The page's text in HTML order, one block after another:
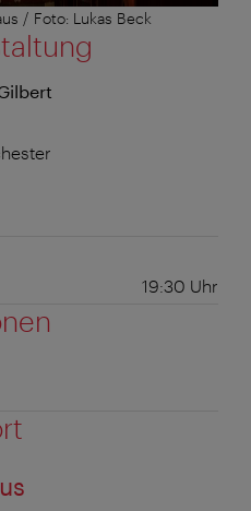
/ Foto: Lukas Beck
19:30 Uhr